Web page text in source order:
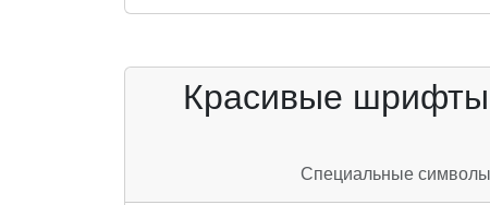
Красивые шрифты
Специальные символы